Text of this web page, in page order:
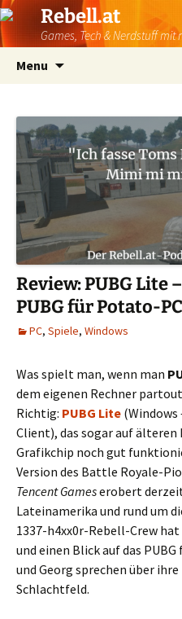
Rebell.at
Games, Tech & Nerdstuff mit
Menu
Review: PUBG Lite
PUBG für Potato-
PC, Spiele, Windows
Was spielt man, wenn man
dem eigenen Rechner
Richtig: PUBG Lite (Windows
Client), das sogar auf
Grafikchip noch gut
Version des Battle Royale-
Tencent Gameserobert
Lateinamerika und rund um
1337-h4xx0r-Rebell-Crew
und einen Blick auf das
und Georg sprechen über
Schlachtfeld.